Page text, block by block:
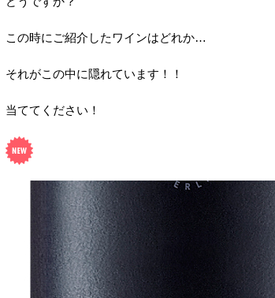
この時にご紹介したワインはどれか…
それがこの中に隠れています！！
当ててください！